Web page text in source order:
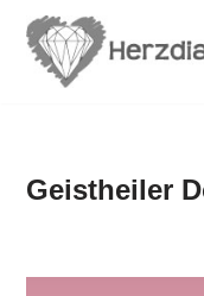
Zum
Geistheiler